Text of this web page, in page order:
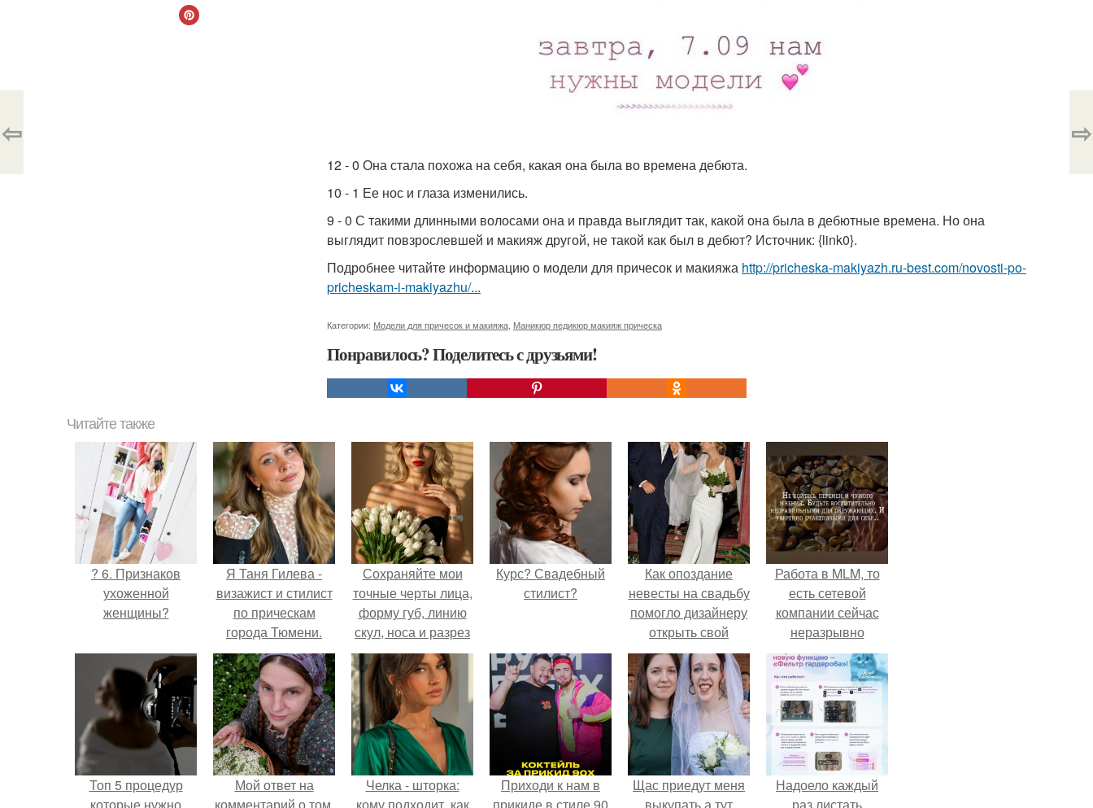
12 - 0 Она стала похожа на себя, какая она была во времена дебюта.
10 - 1 Ее нос и глаза изменились.
9 - 0 С такими длинными волосами она и правда выглядит так, какой она была в дебютные времена. Но она
выглядит повзрослевшей и макияж другой, не такой как был в дебют? Источник: {link0}.
Подробнее читайте информацию о модели для причесок и макияжа http://pricheska-makiyazh.ru-best.com/novosti-po-
pricheskam-i-makiyazhu/...
Категории: Модели для причесок и макияжа Маникюр педикюр макияж прическа
Понравилось? Поделитесь с друзьями!
⇦ ⇨
Читайте также
? 6. Признаков
ухоженной
женщины?
Я Таня Гилева -
визажист и стилист
по прическам
города Тюмени.
Сохраняйте мои
точные черты лица,
форму губ, линию
скул, носа и разрез
глаз.
Курс? Свадебный
стилист?
Как опоздание
невесты на свадьбу
помогло дизайнеру
открыть свой
бренд.
Работа в MLM, то
есть сетевой
компании сейчас
неразрывно
связана с создание
своего контента,
своей страницы в
соц сетях.
Топ 5 процедур
Мой ответ на
Челка - шторка:
Приходи к нам в
Щас приедут меня
Надоело каждый